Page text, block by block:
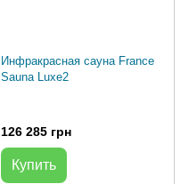
Инфракрасная сауна France
Sauna Luxe2
126 285 грн
Купить